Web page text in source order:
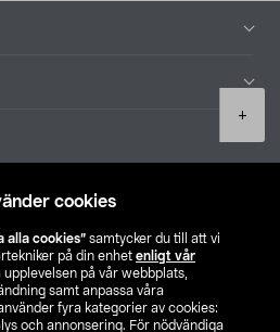
cookies
alla cookies” samtycker du till att vi
på din enhet enligt vår
på vår webbplats,
samt anpassa våra
fyra kategorier av cookies:
och annonsering. För nödvändiga
+
Hitta butik